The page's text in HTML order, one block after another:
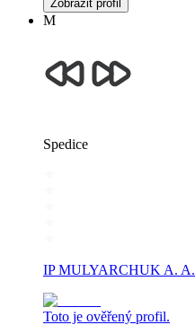
Zobrazit profil
М
Spedice
IP MULYARCHUK A. A.
Toto je ověřený profil.